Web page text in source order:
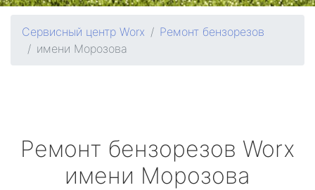
Сервисный центр Worx
Ремонт бензорезов
имени Морозова
Ремонт бензорезов Worx
имени Морозова